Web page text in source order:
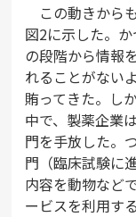
この動きから
図2に示した。
の段階から情報
れることがない
賄ってきた。し
中で、製薬企業
門を手放した。
門（臨床試験に
内容を動物など
ービスを利用す